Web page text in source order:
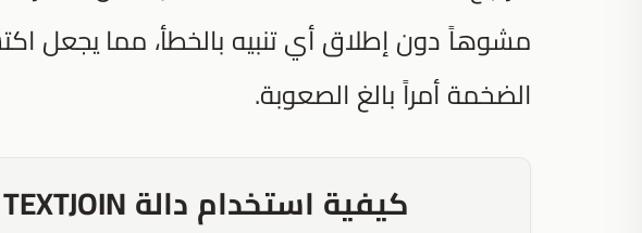
مشوهاً دون إطلاق أي تنبيه بالخطأ، مما يجعل
الضخمة أمراً بالغ الصعوبة.
كيفية استخدام دالة TEXTJOIN لتنظيف البيانات